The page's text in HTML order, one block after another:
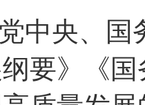
中央、
要》《